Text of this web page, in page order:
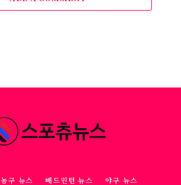
농구 뉴스 배드민턴 뉴스 야구 뉴스